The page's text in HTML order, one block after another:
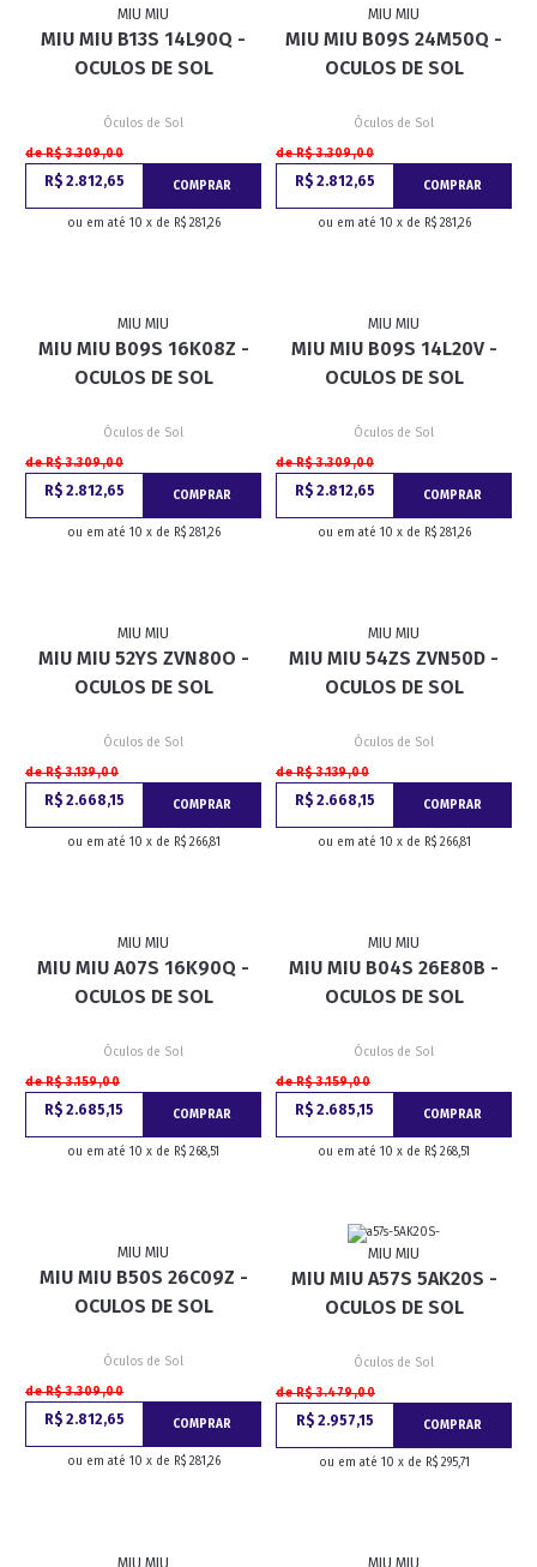
MIU MIU
MIU MIU B13S 14L90Q -
OCULOS DE SOL
Óculos de Sol
de R$ 3.309,00
R$ 2.812,65 COMPRAR
ou em até 10 x de R$ 281,26
MIU MIU
MIU MIU B09S 24M50Q -
OCULOS DE SOL
Óculos de Sol
de R$ 3.309,00
R$ 2.812,65 COMPRAR
ou em até 10 x de R$ 281,26
MIU MIU
MIU MIU B09S 16K08Z -
OCULOS DE SOL
Óculos de Sol
de R$ 3.309,00
R$ 2.812,65 COMPRAR
ou em até 10 x de R$ 281,26
MIU MIU
MIU MIU B09S 14L20V -
OCULOS DE SOL
Óculos de Sol
de R$ 3.309,00
R$ 2.812,65 COMPRAR
ou em até 10 x de R$ 281,26
MIU MIU
MIU MIU 52YS ZVN80O -
OCULOS DE SOL
Óculos de Sol
de R$ 3.139,00
R$ 2.668,15 COMPRAR
ou em até 10 x de R$ 266,81
MIU MIU
MIU MIU 54ZS ZVN50D -
OCULOS DE SOL
Óculos de Sol
de R$ 3.139,00
R$ 2.668,15 COMPRAR
ou em até 10 x de R$ 266,81
MIU MIU
MIU MIU A07S 16K90Q -
OCULOS DE SOL
Óculos de Sol
de R$ 3.159,00
R$ 2.685,15 COMPRAR
ou em até 10 x de R$ 268,51
MIU MIU
MIU MIU B04S 26E80B -
OCULOS DE SOL
Óculos de Sol
de R$ 3.159,00
R$ 2.685,15 COMPRAR
ou em até 10 x de R$ 268,51
MIU MIU
MIU MIU B50S 26C09Z -
OCULOS DE SOL
Óculos de Sol
de R$ 3.309,00
R$ 2.812,65 COMPRAR
ou em até 10 x de R$ 281,26
MIU MIU
MIU MIU A57S 5AK20S -
OCULOS DE SOL
Óculos de Sol
de R$ 3.479,00
R$ 2.957,15 COMPRAR
ou em até 10 x de R$ 295,71
MIU MIU MIU MIU